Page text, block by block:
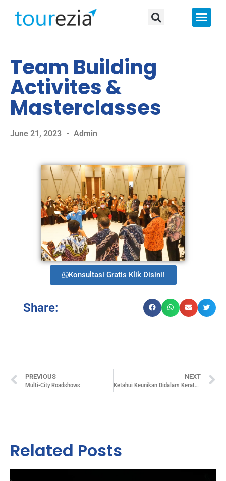
Team Building
Activites &
Masterclasses
June 21, 2023 Admin
Konsultasi Gratis Klik Disini!
Share:
PREVIOUS
Multi-City Roadshows
NEXT
Ketahui Keunikan Didalam Keraton Yogyakarta Yang Memikat
Related Posts